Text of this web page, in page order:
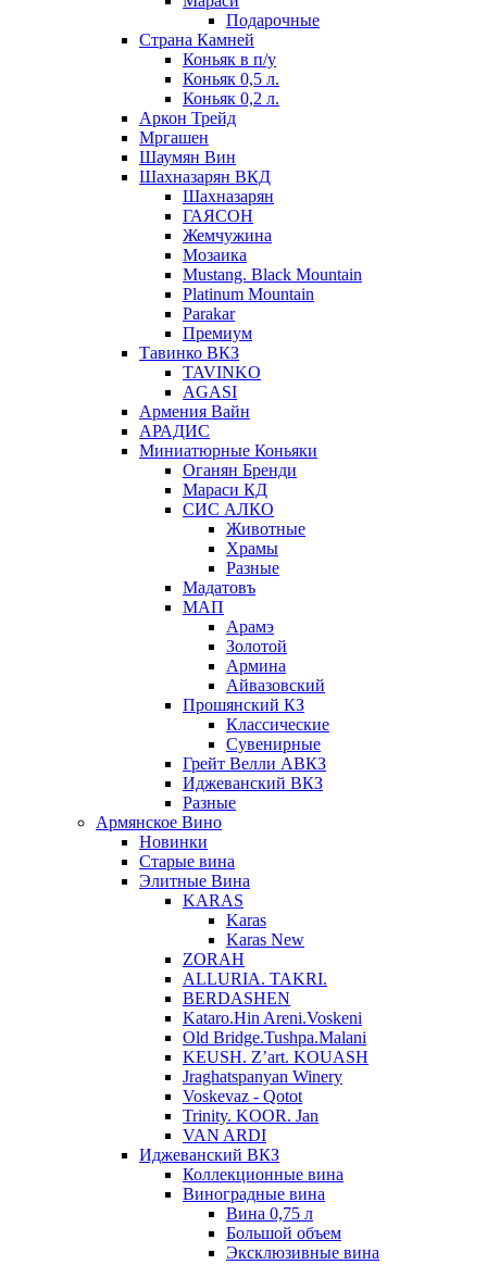
Подарочные
Страна Камней
Коньяк в п/у
Коньяк 0,5 л.
Коньяк 0,2 л.
Аркон Трейд
Мргашен
Шаумян Вин
Шахназарян ВКД
Шахназарян
ГАЯСОН
Жемчужина
Мозаика
Mustang. Black Mountain
Platinum Mountain
Parakar
Премиум
Тавинко ВКЗ
TAVINKO
AGASI
Армения Вайн
АРАДИС
Миниатюрные Коньяки
Оганян Бренди
Мараси КД
СИС АЛКО
Животные
Храмы
Разные
Мадатовъ
МАП
Арамэ
Золотой
Армина
Айвазовский
Прошянский КЗ
Классические
Сувенирные
Грейт Велли АВКЗ
Иджеванский ВКЗ
Разные
Армянское Вино
Новинки
Старые вина
Элитные Вина
KARAS
Karas
Karas New
ZORAH
ALLURIA. TAKRI.
BERDASHEN
Kataro.Hin Areni.Voskeni
Old Bridge.Tushpa.Malani
KEUSH. Z’art. KOUASH
Jraghatspanyan Winery
Voskevaz - Qotot
Trinity. KOOR. Jan
VAN ARDI
Иджеванский ВКЗ
Коллекционные вина
Виноградные вина
Вина 0,75 л
Большой объем
Эксклюзивные вина